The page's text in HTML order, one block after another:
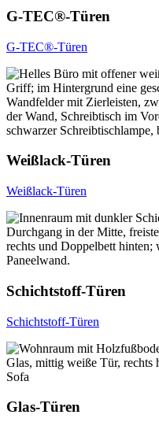
G-TEC®-Türen
G-TEC®-Türen
Weißlack-Türen
Weißlack-Türen
Schichtstoff-Türen
Schichtstoff-Türen
Glas-Türen